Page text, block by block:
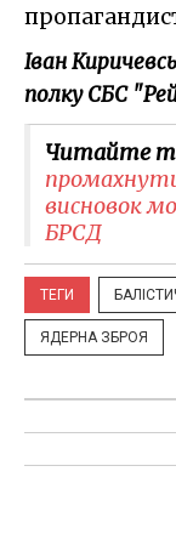
Іван
полку СБС
Читайте
висновок
БРСД
ТЕГИ
ЯДЕРНА ЗБРОЯ